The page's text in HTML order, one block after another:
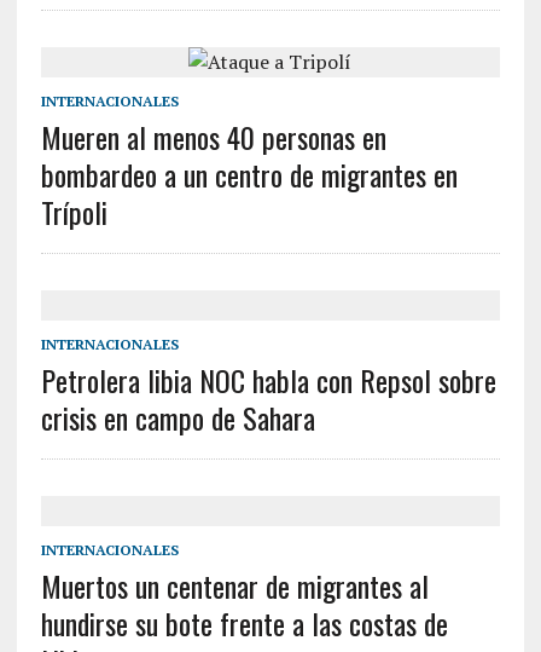
INTERNACIONALES
Mueren al menos 40 personas en
bombardeo a un centro de migrantes en
Trípoli
INTERNACIONALES
Petrolera libia NOC habla con Repsol sobre
crisis en campo de Sahara
INTERNACIONALES
Muertos un centenar de migrantes al
hundirse su bote frente a las costas de